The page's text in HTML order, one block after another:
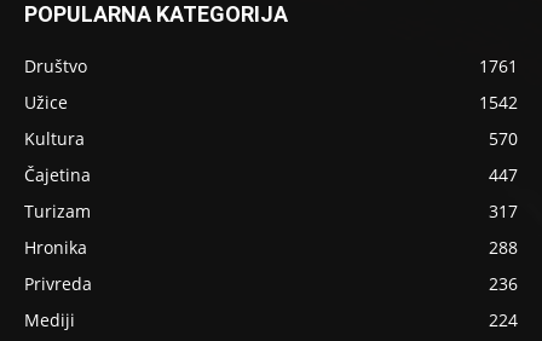
POPULARNA KATEGORIJA
Društvo
1761
Užice
1542
Kultura
570
Čajetina
447
Turizam
317
Hronika
288
Privreda
236
Mediji
224